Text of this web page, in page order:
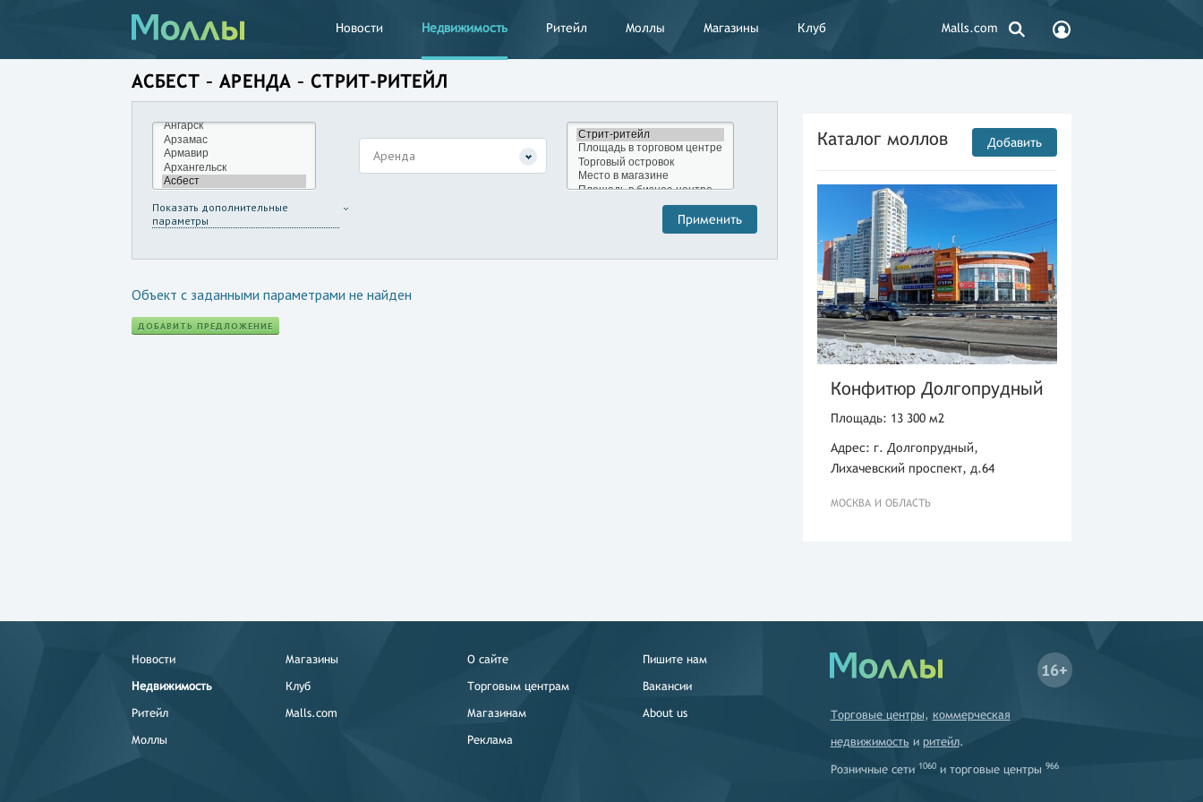
Новости Недвижимость Ритейл Моллы Магазины Клуб Malls.com
АСБЕСТ – АРЕНДА – СТРИТ-РИТЕЙЛ
Аренда
Показать дополнительные
параметры
Объект с заданными параметрами не найден
ДОБАВИТЬ ПРЕДЛОЖЕНИЕ
Каталог моллов Добавить
Конфитюр Долгопрудный
Площадь: 13 300 м2
Адрес: г. Долгопрудный,
Лихачевский проспект, д.64
МОСКВА И ОБЛАСТЬ
Новости
Недвижимость
Ритейл
Моллы
Магазины
Клуб
Malls.com
О сайте
Торговым центрам
Магазинам
Реклама
Пишите нам
Вакансии
About us
16+
Торговые центры, коммерческая
недвижимость и ритейл.
Розничные сети 1060и торговые центры 966